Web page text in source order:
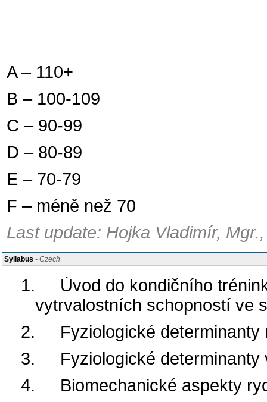
A – 110+
B – 100-109
C – 90-99
D – 80-89
E – 70-79
F – méně než 70
Last update: Hojka Vladimír,
Syllabus - Czech
1.
Úvod do kondičního
vytrvalostních schopností ve
2.
Fyziologické
3.
Fyziologické
4.
Biomechanické aspekty